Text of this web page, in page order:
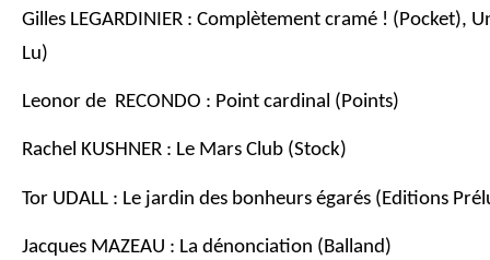
Gilles LEGARDINIER : Complètement cramé ! (Pocket),
Lu)
Leonor de RECONDO : Point cardinal (Points)
Rachel KUSHNER : Le Mars Club (Stock)
Tor UDALL : Le jardin des bonheurs égarés (Editions
Jacques MAZEAU : La dénonciation (Balland)